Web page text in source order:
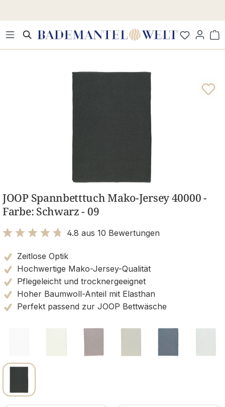
Bildergalerie überspringen
JOOP Spannbetttuch Mako-Jersey 40000 -
Farbe: Schwarz - 09
4.8 aus 10 Bewertungen
Zeitlose Optik
Hochwertige Mako-Jersey-Qualität
Pflegeleicht und trocknergeeignet
Hoher Baumwoll-Anteil mit Elasthan
Perfekt passend zur JOOP Bettwäsche